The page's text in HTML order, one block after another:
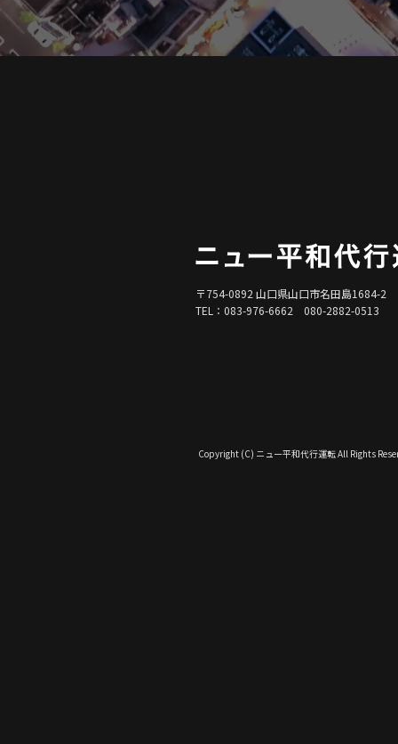
〒754-0892 山口県山口市名田島1684-2
TEL：083-976-6662 080-2882-0513
Copyright (C) ニュー平和代行運転 All Rights